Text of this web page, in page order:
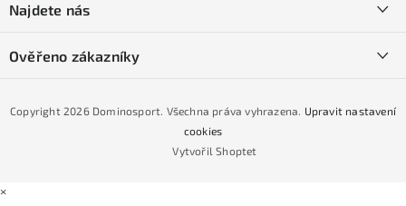
Obchodní podmínky
Podmínky GDPR
Podmínky nákupu na splátky ESSOX
Naše prodejna
Najdete nás
Ověřeno zákazníky
Vytvořil Shoptet
Copyright 2026 Dominosport. Všechna práva vyhrazena. Upravit nastavení
cookies
×